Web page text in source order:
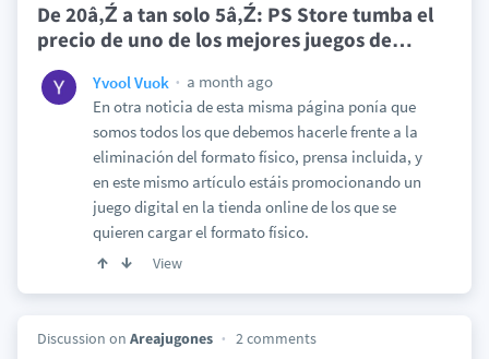
De 20â‚Ź a tan solo 5â‚Ź: PS Store tumba el
precio de uno de los mejores juegos de…
Yvool Vuok
a month ago
En otra noticia de esta misma página ponía que
somos todos los que debemos hacerle frente a la
eliminación del formato físico, prensa incluida, y
en este mismo artículo estáis promocionando un
juego digital en la tienda online de los que se
quieren cargar el formato físico.
View
Discussion on Areajugones 2 comments